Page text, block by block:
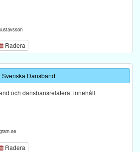
Radera
Svenska Dansband
och dansbansrelaterat innehåll.
Radera